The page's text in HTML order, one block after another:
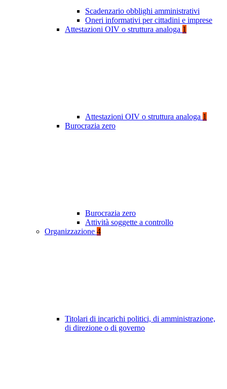
Scadenzario obblighi amministrativi
Oneri informativi per cittadini e imprese
Attestazioni OIV o struttura analoga 1
Attestazioni OIV o struttura analoga 1
Burocrazia zero
Burocrazia zero
Attività soggette a controllo
Organizzazione 4
Titolari di incarichi politici, di amministrazione,
di direzione o di governo